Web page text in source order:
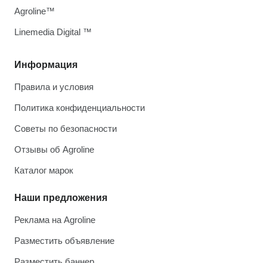
Информация
Правила и условия
Политика конфиденциальности
Советы по безопасности
Отзывы об Agroline
Каталог марок
Наши предложения
Реклама на Agroline
Разместить объявление
Agroline™
Linemedia Digital ™